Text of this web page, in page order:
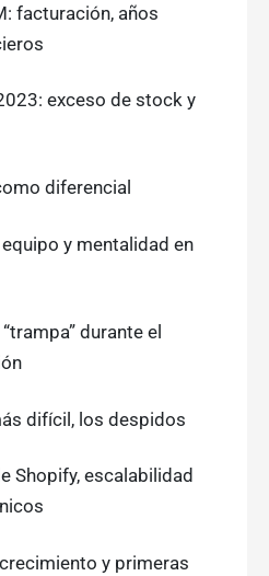
facturación, años
exceso de stock y
diferencial
y mentalidad en
durante el
difícil, los despidos
Shopify, escalabilidad
y primeras